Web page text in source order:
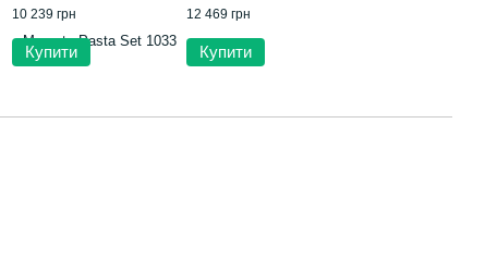
10 239 грн
Купити
12 469 грн
Купити